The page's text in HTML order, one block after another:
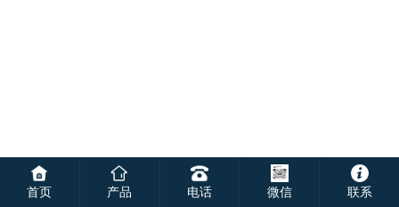
首页 产品 电话 微信 联系